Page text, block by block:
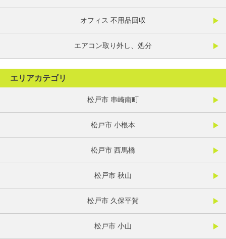
オフィス 不用品回収
エアコン取り外し、処分
エリアカテゴリ
松戸市 串崎南町
松戸市 小根本
松戸市 西馬橋
松戸市 秋山
松戸市 久保平賀
松戸市 小山